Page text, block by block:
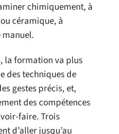
chimiquement, à
céramique, à
la formation va plus
des techniques de
gestes précis, et,
des compétences
faire. Trois
d’aller jusqu’au